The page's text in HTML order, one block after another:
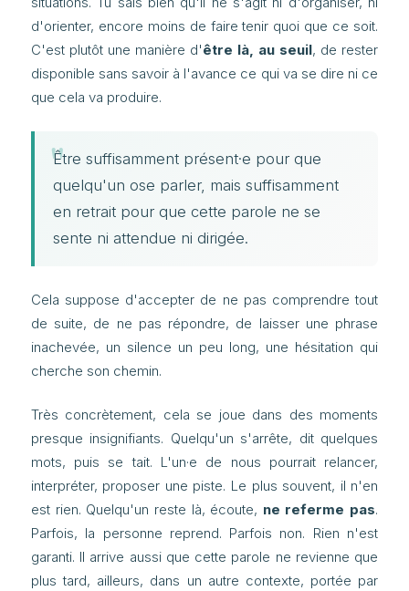
d'orienter, encore moins de faire tenir quoi que ce soit.
C'est plutôt une manière d'être là, au seuil, de rester
disponible sans savoir à l'avance ce qui va se dire ni ce
que cela va produire.
Être suffisamment présent·e pour que
quelqu'un ose parler, mais suffisamment
en retrait pour que cette parole ne se
sente ni attendue ni dirigée.
Cela suppose d'accepter de ne pas comprendre tout
de suite, de ne pas répondre, de laisser une phrase
inachevée, un silence un peu long, une hésitation qui
cherche son chemin.
Très concrètement, cela se joue dans des moments
presque insignifiants. Quelqu'un s'arrête, dit quelques
mots, puis se tait. L'un·e de nous pourrait relancer,
interpréter, proposer une piste. Le plus souvent, il n'en
est rien. Quelqu'un reste là, écoute, ne referme pas.
Parfois, la personne reprend. Parfois non. Rien n'est
garanti. Il arrive aussi que cette parole ne revienne que
plus tard, ailleurs, dans un autre contexte, portée par